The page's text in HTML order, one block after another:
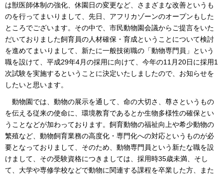
は獣医師体制の強化、休園日の変更など、さまざまな改善というも
のを行ってまいりまして、先日、アフリカゾーンのオープンもした
ところでございます。その中で、市民動物園会議からご提言をいた
だいておりました飼育員の人材確保・育成ということについて検討
を進めてまいりまして、新たに一般技術職の「動物専門員」という
職を設けて、平成29年4月の採用に向けて、今年の11月20日に採用1
次試験を実施するということに決定いたしましたので、お知らせを
したいと思います。
動物園では、動物の展示を通して、命の大切さ、尊さというもの
を伝える従来の使命に、環境教育であるとか生物多様性の確保とい
うことなどが加わっております。飼育動物の福祉向上や希少動物の
繁殖など、動物飼育業務の高度化・専門化への対応というものが必
要となっておりまして、そのため、動物専門員という新たな職を設
けまして、その受験資格につきましては、採用時35歳未満、そし
て、大学や専修学校などで動物に関連する課程を卒業した方、また